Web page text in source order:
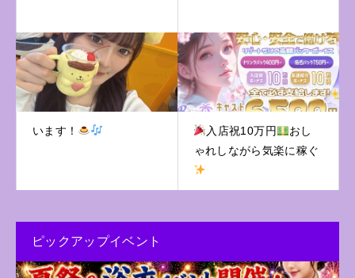
います！ 入店祝10万円
おし
ゃれしながら気楽に稼ぐ
ピックアップイベント